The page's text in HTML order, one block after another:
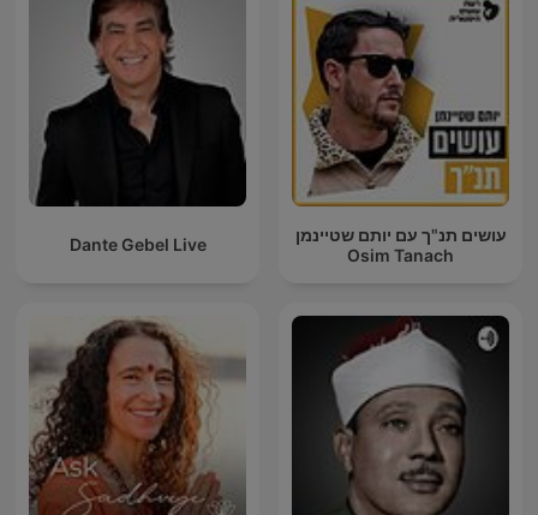
Dante Gebel Live
עושים תנ"ך עם יותם שטיינמן
Osim Tanach